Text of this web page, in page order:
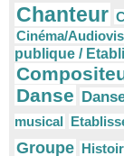
Chanteur
Cinéma/
publique /
Danse
musical
Groupe